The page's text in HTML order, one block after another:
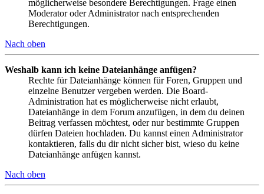
möglicherweise besondere Berechtigungen. Frage einen
Moderator oder Administrator nach entsprechenden
Berechtigungen.
Nach oben
Weshalb kann ich keine Dateianhänge anfügen?
Rechte für Dateianhänge können für Foren, Gruppen und
einzelne Benutzer vergeben werden. Die Board-
Administration hat es möglicherweise nicht erlaubt,
Dateianhänge in dem Forum anzufügen, in dem du deinen
Beitrag verfassen möchtest, oder nur bestimmte Gruppen
dürfen Dateien hochladen. Du kannst einen Administrator
kontaktieren, falls du dir nicht sicher bist, wieso du keine
Dateianhänge anfügen kannst.
Nach oben